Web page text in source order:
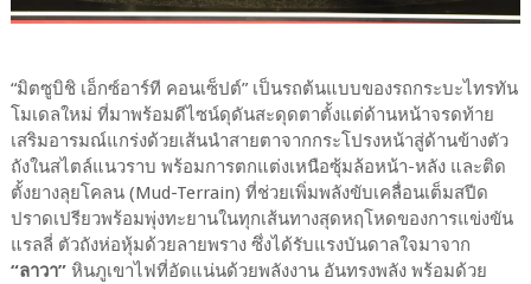
“มิตซูบิชิ เอ็กซ์อาร์ที คอนเซ็ปต์” เป็นรถต้นแบบของรถกระบะไทรทัน
โมเดลใหม่ ที่มาพร้อมดีไซน์ดุดันสะดุดตาตั้งแต่ด้านหน้าจรดท้าย
เสริมอารมณ์แกร่งด้วยเส้นนำสายตาจากกระโปรงหน้าสู่ด้านข้างตัว
ถังในสไตล์แนวราบ พร้อมการตกแต่งเหนือซุ้มล้อหน้า-หลัง และติด
ตั้งยางลุยโคลน (Mud-Terrain) ที่ช่วยเพิ่มพลังขับเคลื่อนเต็มสปีด
ปราดเปรียวพร้อมพุ่งทะยานในทุกเส้นทางสุดหฤโหดของการแข่งขัน
แรลลี่ ตัวถังห่อหุ้มด้วยลายพราง ซึ่งได้รับแรงบันดาลใจมาจาก
“ลาวา”หินภูเขาไฟที่อัดแน่นด้วยพลังงาน อันทรงพลัง พร้อมด้วย